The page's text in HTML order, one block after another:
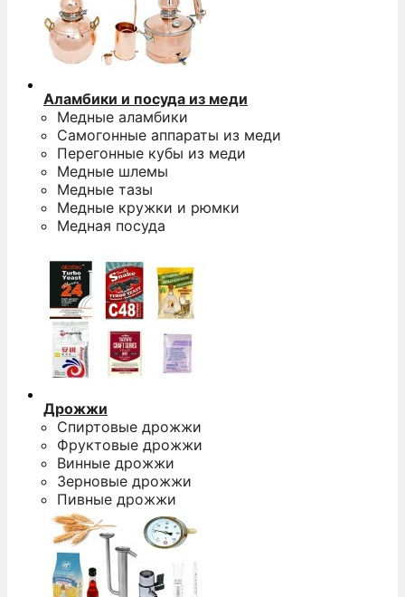
Аламбики и посуда из меди
Медные аламбики
Самогонные аппараты из меди
Перегонные кубы из меди
Медные шлемы
Медные тазы
Медные кружки и рюмки
Медная посуда
Дрожжи
Спиртовые дрожжи
Фруктовые дрожжи
Винные дрожжи
Зерновые дрожжи
Пивные дрожжи